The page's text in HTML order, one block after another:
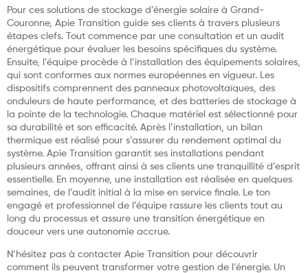
Pour ces solutions de stockage d’énergie solaire à Grand-
Couronne, Apie Transition guide ses clients à travers plusieurs
étapes clefs. Tout commence par une consultation et un audit
énergétique pour évaluer les besoins spécifiques du système.
Ensuite, l’équipe procède à l’installation des équipements solaires,
qui sont conformes aux normes européennes en vigueur. Les
dispositifs comprennent des panneaux photovoltaïques, des
onduleurs de haute performance, et des batteries de stockage à
la pointe de la technologie. Chaque matériel est sélectionné pour
sa durabilité et son efficacité. Après l’installation, un bilan
thermique est réalisé pour s’assurer du rendement optimal du
système. Apie Transition garantit ses installations pendant
plusieurs années, offrant ainsi à ses clients une tranquillité d’esprit
essentielle. En moyenne, une installation est réalisée en quelques
semaines, de l’audit initial à la mise en service finale. Le ton
engagé et professionnel de l’équipe rassure les clients tout au
long du processus et assure une transition énergétique en
douceur vers une autonomie accrue.
N’hésitez pas à contacter Apie Transition pour découvrir
comment ils peuvent transformer votre gestion de l’énergie. Un